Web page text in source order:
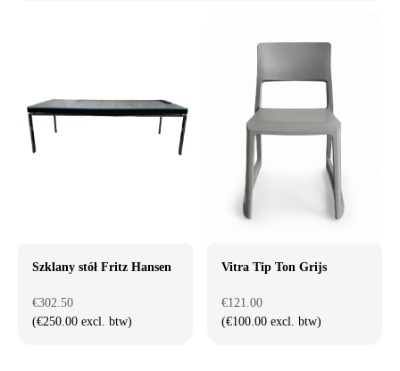
Szklany stół Fritz Hansen
€302.50
(€250.00 excl. btw)
Vitra Tip Ton Grijs
€121.00
(€100.00 excl. btw)